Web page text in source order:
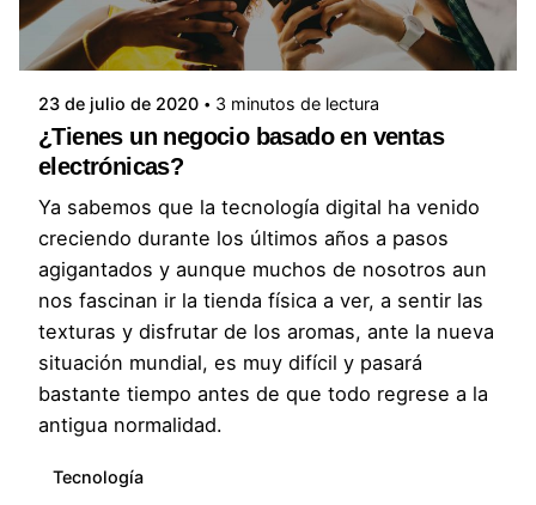
Posted by
ImageID Admin
23 de julio de 2020 3 minutos de lectura
¿Tienes un negocio basado en ventas
electrónicas?
Ya sabemos que la tecnología digital ha venido
creciendo durante los últimos años a pasos
agigantados y aunque muchos de nosotros aun
nos fascinan ir la tienda física a ver, a sentir las
texturas y disfrutar de los aromas, ante la nueva
situación mundial, es muy difícil y pasará
bastante tiempo antes de que todo regrese a la
antigua normalidad.
Tecnología